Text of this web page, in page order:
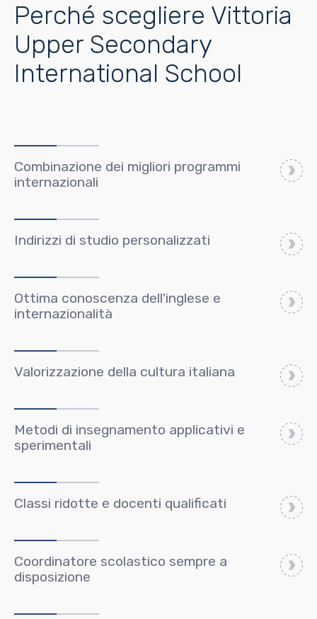
Perché scegliere Vittoria
Upper Secondary
International School
Combinazione dei migliori programmi
internazionali
Indirizzi di studio personalizzati
Ottima conoscenza dell'inglese e
internazionalità
Valorizzazione della cultura italiana
Metodi di insegnamento applicativi e
sperimentali
Classi ridotte e docenti qualificati
Coordinatore scolastico sempre a
disposizione